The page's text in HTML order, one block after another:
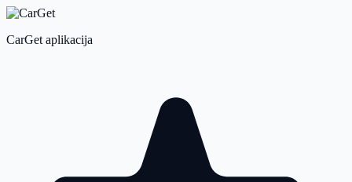
CarGet aplikacija